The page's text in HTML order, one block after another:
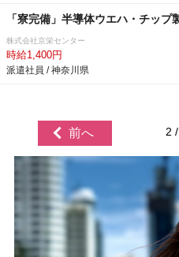
「寮完備」半導体ウエハ・チッ
株式会社京栄センター
時給1,400円
派遣社員 / 神奈川県
前へ 2